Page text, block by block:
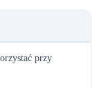
przy